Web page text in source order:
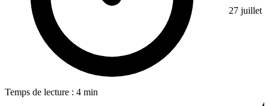
Temps de lecture : 4 min
27 juillet